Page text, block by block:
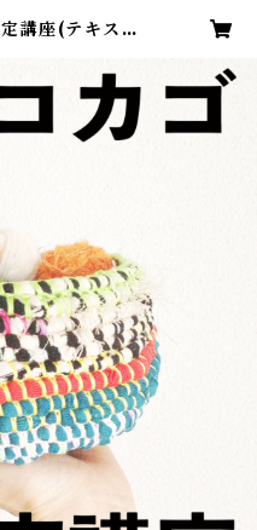
講座(テキスト